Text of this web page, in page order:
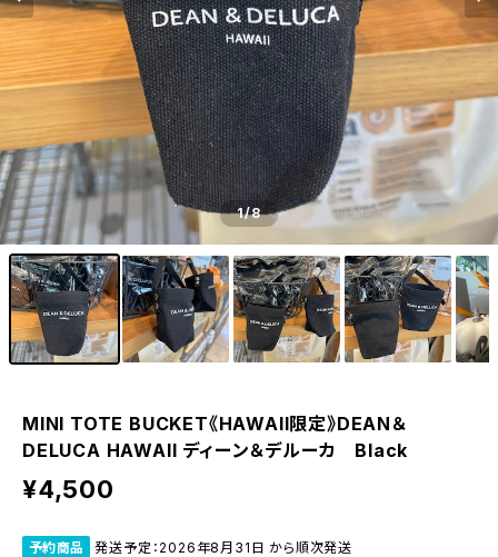
1/8
MINI TOTE BUCKET《HAWAII限定》DEAN＆
DELUCA HAWAII ディーン＆デルーカ Black
¥4,500
予約商品 発送予定：2026年8月31日 から順次発送